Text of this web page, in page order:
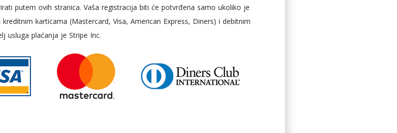
putem ovih stranica. Vaša registracija biti će potvrđena samo ukoliko je
karticama (Mastercard, Visa, American Express, Diners) i debitnim
usluga plaćanja je Stripe Inc.